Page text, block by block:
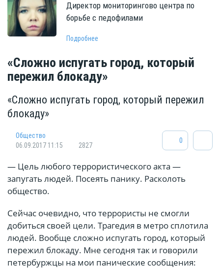
Директор мониторингово центра по
борьбе с педофилами
Подробнее
«Сложно испугать город, который
пережил блокаду»
«Сложно испугать город, который пережил
блокаду»
Общество
06.09.2017 11:15
2827
0
— Цель любого террористического акта —
запугать людей. Посеять панику. Расколоть
общество.
Сейчас очевидно, что террористы не смогли
добиться своей цели. Трагедия в метро сплотила
людей. Вообще сложно испугать город, который
пережил блокаду. Мне сегодня так и говорили
петербуржцы на мои панические сообщения: